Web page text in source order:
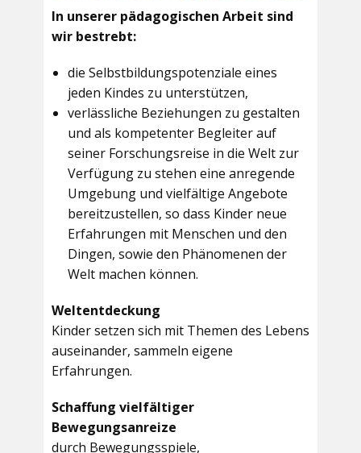
In unserer pädagogischen Arbeit sind
wir bestrebt:
die Selbstbildungspotenziale eines
jeden Kindes zu unterstützen,
verlässliche Beziehungen zu gestalten
und als kompetenter Begleiter auf
seiner Forschungsreise in die Welt zur
Verfügung zu stehen eine anregende
Umgebung und vielfältige Angebote
bereitzustellen, so dass Kinder neue
Erfahrungen mit Menschen und den
Dingen, sowie den Phänomenen der
Welt machen können.
Weltentdeckung
Kinder setzen sich mit Themen des Lebens
auseinander, sammeln eigene
Erfahrungen.
Schaffung vielfältiger
Bewegungsanreize
durch Bewegungsspiele,